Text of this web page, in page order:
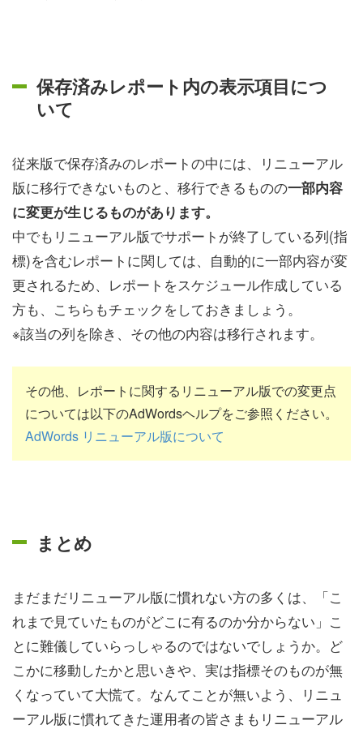
保存済みレポート内の表示項目につ
いて
従来版で保存済みのレポートの中には、リニューアル
版に移行できないものと、移行できるものの一部内容
に変更が生じるものがあります。
中でもリニューアル版でサポートが終了している列(指
標)を含むレポートに関しては、自動的に一部内容が変
更されるため、レポートをスケジュール作成している
方も、こちらもチェックをしておきましょう。
※該当の列を除き、その他の内容は移行されます。
その他、レポートに関するリニューアル版での変更点
については以下のAdWordsヘルプをご参照ください。
AdWords リニューアル版について
まとめ
まだまだリニューアル版に慣れない方の多くは、「こ
れまで見ていたものがどこに有るのか分からない」こ
とに難儀していらっしゃるのではないでしょうか。ど
こかに移動したかと思いきや、実は指標そのものが無
くなっていて大慌て。なんてことが無いよう、リニュ
ーアル版に慣れてきた運用者の皆さまもリニューアル